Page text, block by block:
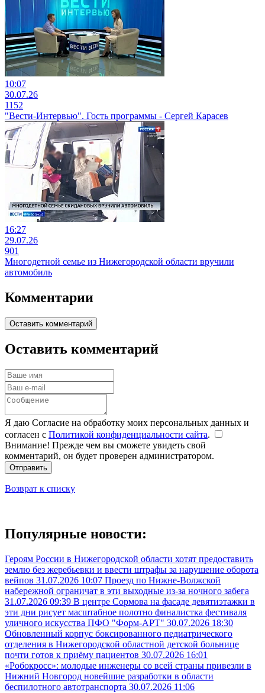
10:07
30.07.26
1152
"Вести-Интервью". Гость программы - Сергей Карасев
16:27
29.07.26
901
Многодетной семье из Нижегородской области вручили
автомобиль
Комментарии
Оставить комментарий
Оставить комментарий
Я даю Согласие на обработку моих персональных данных и
согласен с Политикой конфиденциальности сайта.
Внимание! Прежде чем вы сможете увидеть свой
комментарий, он будет проверен администратором.
Отправить
Возврат к списку
Популярные новости:
Героям России в Нижегородской области хотят предоставить
землю без жеребьевки и ввести штрафы за нарушение оборота
вейпов 31.07.2026 10:07 Проезд по Нижне-Волжской
набережной ограничат в эти выходные из-за ночного забега
31.07.2026 09:39 В центре Сормова на фасаде девятиэтажки в
эти дни рисует масштабное полотно финалистка фестиваля
уличного искусства ПФО "Форм-АРТ" 30.07.2026 18:30
Обновленный корпус боксированного педиатрического
отделения в Нижегородской областной детской больнице
почти готов к приёму пациентов 30.07.2026 16:01
«Робокросс»: молодые инженеры со всей страны привезли в
Нижний Новгород новейшие разработки в области
беспилотного автотранспорта 30.07.2026 11:06